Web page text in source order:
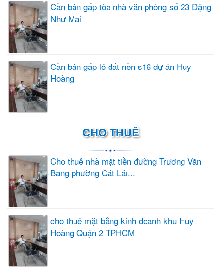
Cần bán gấp tòa nhà văn phòng số 23 Đặng
Như Mai
Cần bán gấp lô đất nền s16 dự án Huy
Hoàng
CHO THUÊ
Cho thuê nhà mặt tiền đường Trương Văn
Bang phường Cát Lái...
cho thuê mặt bằng kinh doanh khu Huy
Hoàng Quận 2 TPHCM